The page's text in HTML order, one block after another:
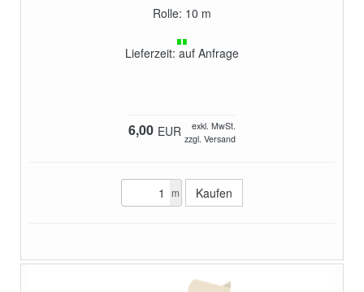
Rolle: 10 m
Lieferzeit: auf Anfrage
6,00 EUR
exkl. MwSt.
zzgl. Versand
m